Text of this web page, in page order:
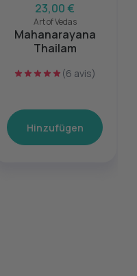
23,00 €
Art of Vedas
Mahanarayana
Thailam
(6 avis)
Hinzufügen